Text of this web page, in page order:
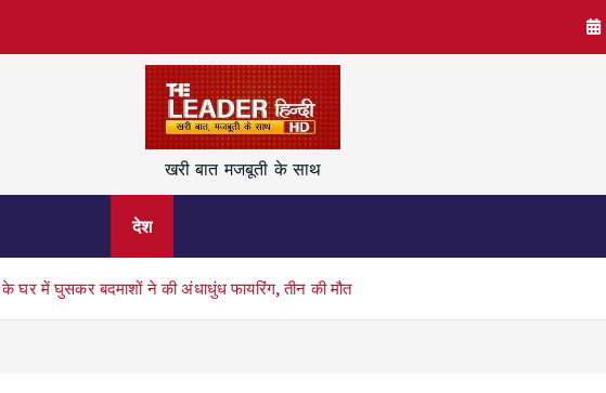
खरी बात मजबूती के साथ
देश
घर में घुसकर बदमाशों ने की अंधाधुंध फायरिंग, तीन की मौत